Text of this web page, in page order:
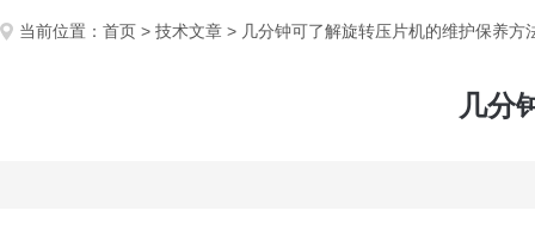
当前位置： 首页 > 技术文章 > 几分钟可了解旋转压片机的维护保养方
几分